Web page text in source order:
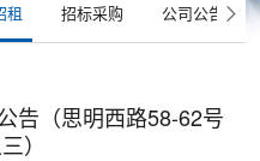
租 招标采购 公司公告
告（思明西路58-62号
）